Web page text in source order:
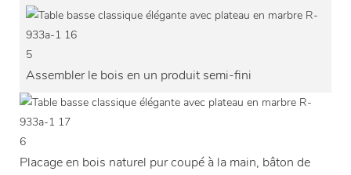
5
Assembler le bois en un produit semi-fini
6
Placage en bois naturel pur coupé à la main, bâton de